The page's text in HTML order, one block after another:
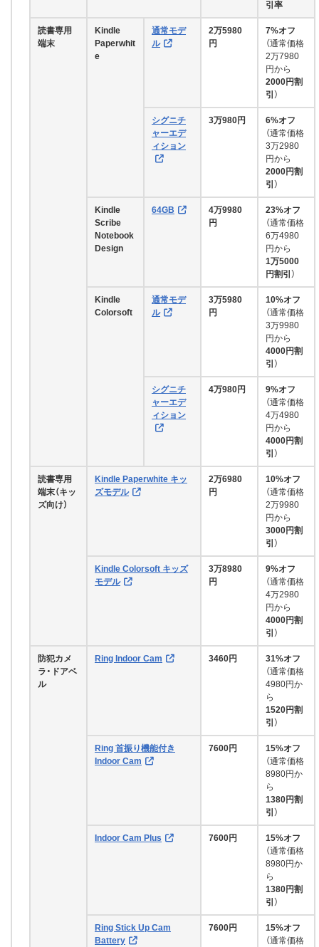
引率
読書専用
端末
Kindle
Paperwhit
e
通常モデ
ル
2万5980
円
7%オフ
（通常価格
2万7980
円から
2000円割
引 ）
シグニチ
ャーエデ
ィション
3万980円
6%オフ
（通常価格
3万2980
円から
2000円割
引 ）
Kindle
Scribe
Notebook
Design
64GB
4万9980
円
23%オフ
（通常価格
6万4980
円から
1万5000
円割引 ）
Kindle
Colorsoft
通常モデ
ル
3万5980
円
10%オフ
（通常価格
3万9980
円から
4000円割
引 ）
シグニチ
ャーエデ
ィション
4万980円
9%オフ
（通常価格
4万4980
円から
4000円割
引 ）
読書専用
端末（キッ
ズ向け）
Kindle Paperwhite キッ
ズモデル
2万6980
円
10%オフ
（通常価格
2万9980
円から
3000円割
引 ）
Kindle Colorsoft キッズ
モデル
3万8980
円
9%オフ
（通常価格
4万2980
円から
4000円割
引 ）
防犯カメ
ラ・ドアベ
ル
Ring Indoor Cam 3460円
31%オフ
（通常価格
4980円か
ら
1520円割
引 ）
Ring 首振り機能付き
Indoor Cam
7600円
15%オフ
（通常価格
8980円か
ら
1380円割
引 ）
Indoor Cam Plus 7600円
15%オフ
（通常価格
8980円か
ら
1380円割
引 ）
Ring Stick Up Cam
Battery
7600円
15%オフ
（通常価格